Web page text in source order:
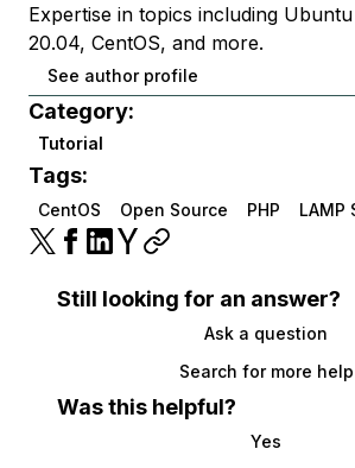
Expertise in topics including
20.04, CentOS, and more.
See author profile
Category:
Tutorial
Tags:
CentOS Open Source PHP LAMP
Still looking for an answer?
Ask a question
Search for more help
Was this helpful?
Yes